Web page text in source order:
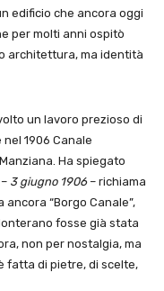
edificio che ancora oggi
per molti anni ospitò
architettura, ma identità
un lavoro prezioso di
1906 Canale
Ha spiegato
3 giugno 1906– richiama
“Borgo Canale”,
fosse già stata
non per nostalgia, ma
fatta di pietre, di scelte,